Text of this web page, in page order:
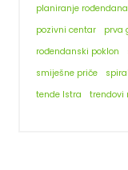
planiranje rođendana
pozivni centar
prva
rođendanski poklon
smiješne priče
tende Istra
trendovi